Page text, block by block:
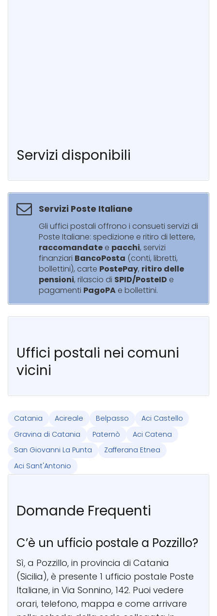
Servizi disponibili
Servizi Poste Italiane
Gli uffici postali offrono i consueti servizi di
Poste Italiane: spedizione e ritiro di lettere,
raccomandate e pacchi, servizi
finanziari BancoPosta (conti, libretti,
bollettini), carte PostePay, ritiro delle
pensioni, rilascio di SPID/PosteID e
pagamenti PagoPA e bollettini.
Uffici postali nei comuni
vicini
Catania Acireale Belpasso
Aci Castello
Gravina di Catania
Paternò
Aci Catena
San Giovanni La Punta
Zafferana Etnea
Aci Sant'Antonio
Domande Frequenti
C’è un ufficio postale a Pozzillo?
Sì, a Pozzillo, in provincia di Catania
(Sicilia), è presente 1 ufficio postale Poste
Italiane, in Via Sonnino, 142. Puoi vedere
orari, telefono, mappa e come arrivare